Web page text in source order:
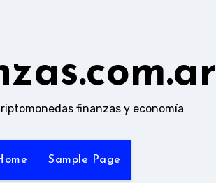
finanzas y economía
Sample Page